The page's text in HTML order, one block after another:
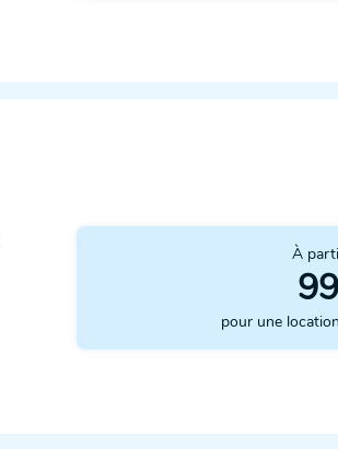
À
pour une